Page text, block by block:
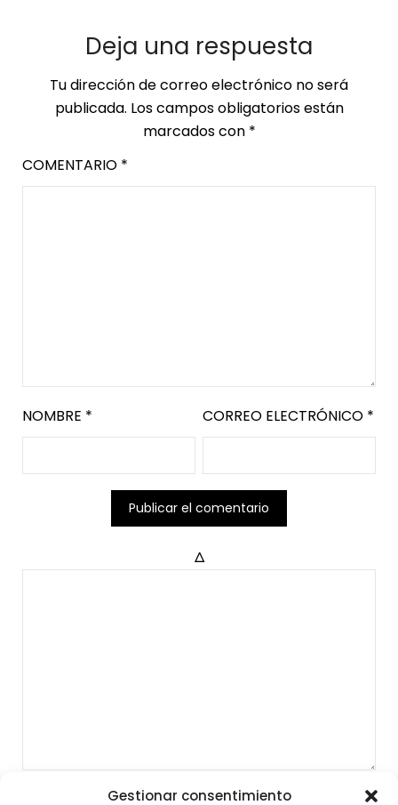
Deja una respuesta
Tu dirección de correo electrónico no será
publicada. Los campos obligatorios están
marcados con *
COMENTARIO *
NOMBRE * CORREO ELECTRÓNICO *
Δ
Gestionar consentimiento